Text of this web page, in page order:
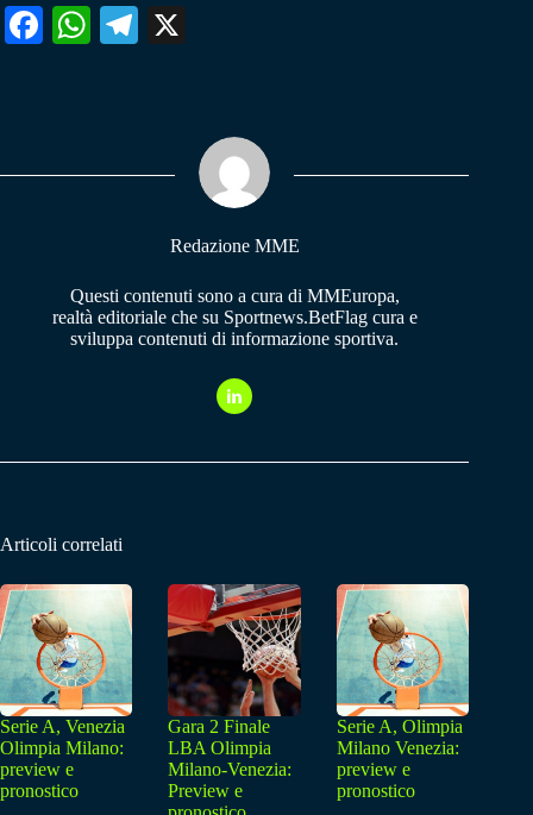
Fa W
pp
Te
m
Redazione MME
Questi contenuti sono a cura di MMEuropa,
realtà editoriale che su Sportnews.BetFlag cura e
sviluppa contenuti di informazione sportiva.
Articoli correlati
Serie A, Venezia
Olimpia Milano:
preview e
pronostico
Gara 2 Finale
LBA Olimpia
Milano-Venezia:
Preview e
Serie A, Olimpia
Milano Venezia:
preview e
pronostico